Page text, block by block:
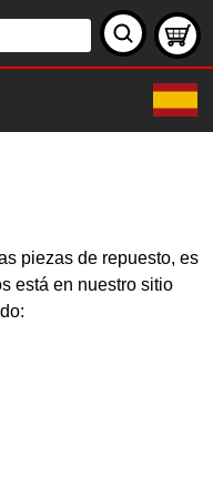
piezas de repuesto, es
está en nuestro sitio